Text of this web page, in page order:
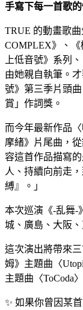
手寫下每一首歌
TRUE 的動畫歌
COMPLEX》、《
上低音號》系列
由她親自執筆。
號》第三季片頭
賞」作詞獎。
而今年最新作品
摩緒》片尾曲，
容這首作品描寫
人、持續向前走
縛』。」
本次巡演《-乱舞-
城、廣島、大阪
這次演出將帶來
姆》主題曲〈
主題曲〈ToCoda
✨ 如果你曾因某